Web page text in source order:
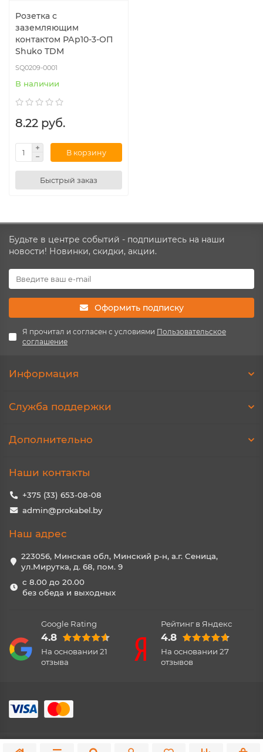
Розетка с
заземляющим
контактом РАр10-3-ОП
Shuko TDM
SQ0209-0001
В наличии
8.22 руб.
В корзину
Быстрый заказ
Будьте в центре событий - подпишитесь на наши
новости! Новинки, скидки, акции.
Оформить подписку
Я прочитал и согласен с условиями Пользовательское
соглашение
Информация
Служба поддержки
Дополнительно
Наши контакты
+375 (33) 653-08-08
admin@prokabel.by
Наш адрес
223056, Минская обл, Минский р-н, а.г. Сеница,
ул.Мирутка, д. 68, пом. 9
с 8.00 до 20.00
без обеда и выходных
Google Rating
4.8
На основании 21
отзыва
Рейтинг в Яндекс
4.8
На основании 27
отзывов